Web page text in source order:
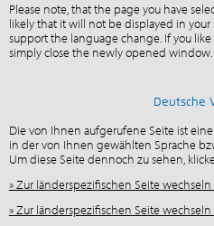
Please note, that the page you have
likely that it will not be displayed in
support the language change. If you
simply close the newly opened window.
Deutsche
Die von Ihnen aufgerufene Seite ist
in der von Ihnen gewählten Sprache
Um diese Seite dennoch zu sehen,
» Zur länderspezifischen Seite wechseln
» Zur länderspezifischen Seite wechseln